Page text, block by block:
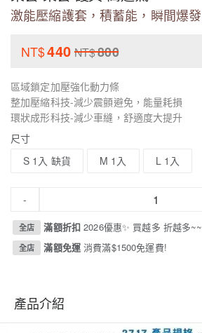
激能壓縮護套，積蓄能，瞬間爆發
NT$440 NT$800
區域鎖定加壓強化動力條
整加壓縮科技-減少震顫避免，能量耗損
環狀成形科技-減少車縫，舒適度大提升
尺寸
S 1入 缺貨
M 1入 L 1入
-
全店 滿額折扣2026優惠✨ 買越多 折越多~~
全店 滿額免運消費滿$1500免運費!
產品介紹